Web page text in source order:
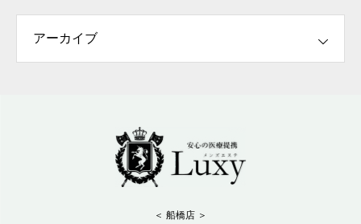
＜ 船橋店 ＞